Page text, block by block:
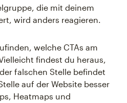
die mit deinem
wird anders reagieren.
welche CTAs am
findest du heraus,
falschen Stelle befindet
auf der Website besser
Heatmaps und